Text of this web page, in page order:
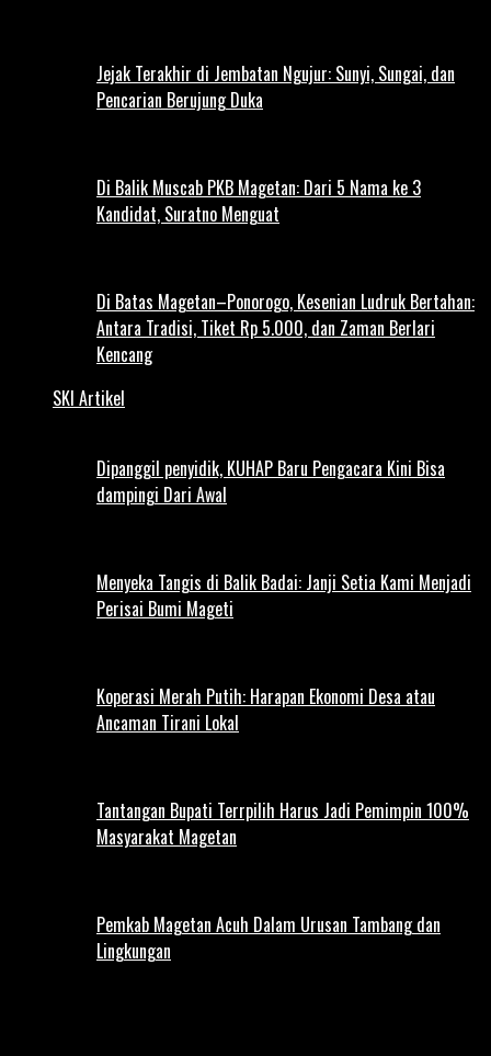
Jejak Terakhir di Jembatan Ngujur: Sunyi, Sungai, dan
Pencarian Berujung Duka
Di Balik Muscab PKB Magetan: Dari 5 Nama ke 3
Kandidat, Suratno Menguat
Di Batas Magetan–Ponorogo, Kesenian Ludruk Bertahan:
Antara Tradisi, Tiket Rp 5.000, dan Zaman Berlari
Kencang
SKI Artikel
Dipanggil penyidik, KUHAP Baru Pengacara Kini Bisa
dampingi Dari Awal
Menyeka Tangis di Balik Badai: Janji Setia Kami Menjadi
Perisai Bumi Mageti
Koperasi Merah Putih: Harapan Ekonomi Desa atau
Ancaman Tirani Lokal
Tantangan Bupati Terrpilih Harus Jadi Pemimpin 100%
Masyarakat Magetan
Pemkab Magetan Acuh Dalam Urusan Tambang dan
Lingkungan